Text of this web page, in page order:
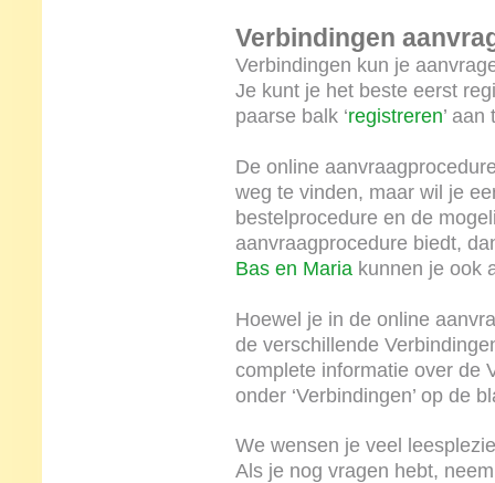
Verbindingen
Verbindingen kun je
Je kunt je het beste eerst
paarse balk ‘registreren’
De online
weg te vinden, maar wil je
bestelprocedure en de
aanvraagprocedure biedt,
Bas en Mariakunnen je ook
Hoewel je in de online
de verschillende
complete informatie over de
onder ‘Verbindingen’ op de
We wensen je veel
Als je nog vragen hebt,